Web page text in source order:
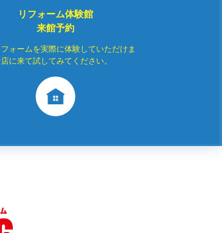
リフォーム体験館
来館予約
ォームを実際に体験していただけま
に来て試してみてください。